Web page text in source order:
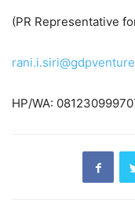
(PR Representative
HP/WA: